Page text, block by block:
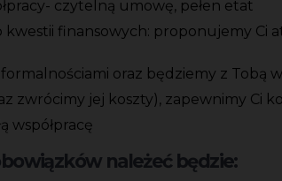
czytelną umowę, pełen etat
finansowych: proponujemy Ci
oraz będziemy z Tobą
zwrócimy jej koszty), zapewnimy Ci
współpracę
należeć będzie: